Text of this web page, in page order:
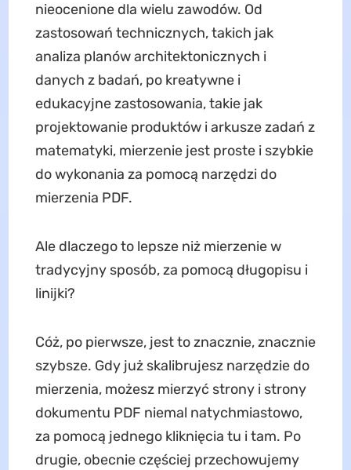
nieocenione dla wielu zawodów. Od
zastosowań technicznych, takich jak
analiza planów architektonicznych i
danych z badań, po kreatywne i
edukacyjne zastosowania, takie jak
projektowanie produktów i arkusze zadań z
matematyki, mierzenie jest proste i szybkie
do wykonania za pomocą narzędzi do
mierzenia PDF.
Ale dlaczego to lepsze niż mierzenie w
tradycyjny sposób, za pomocą długopisu i
linijki?
Cóż, po pierwsze, jest to znacznie, znacznie
szybsze. Gdy już skalibrujesz narzędzie do
mierzenia, możesz mierzyć strony i strony
dokumentu PDF niemal natychmiastowo,
za pomocą jednego kliknięcia tu i tam. Po
drugie, obecnie częściej przechowujemy